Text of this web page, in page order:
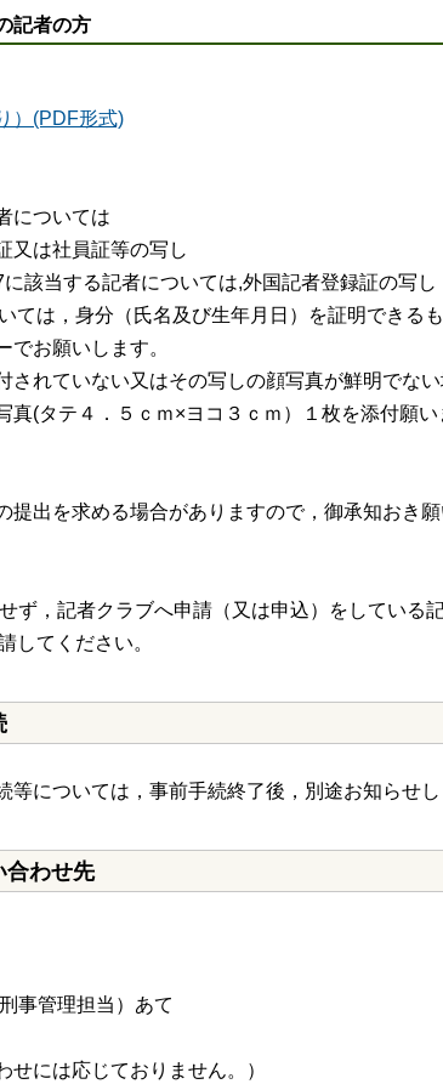
記者の方
）(PDF形式)
については
又は社員証等の写し
該当する記者については,外国記者登録証の写し
ては，身分（氏名及び生年月日）を証明できる
お願いします。
れていない又はその写しの顔写真が鮮明でない
テ４．５ｃｍ×ヨコ３ｃｍ）１枚を添付願い
出を求める場合がありますので，御承知おき願
，記者クラブへ申請（又は申込）をしている
してください。
等については，事前手続終了後，別途お知らせし
合わせ先
事管理担当）あて
せには応じておりません。）